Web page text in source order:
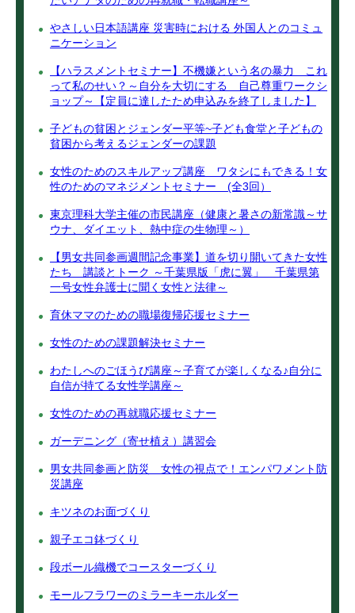
やさしい日本語講座 災害時における 外国人とのコミュ
ニケーション
【ハラスメントセミナー】不機嫌という名の暴力 これ
って私のせい？～自分を大切にする 自己尊重ワークシ
ョップ～【定員に達したため申込みを終了しました】
子どもの貧困とジェンダー平等~子ども食堂と子どもの
貧困から考えるジェンダーの課題
女性のためのスキルアップ講座 ワタシにもできる！女
性のためのマネジメントセミナー (全3回）
東京理科大学主催の市民講座（健康と暑さの新常識～サ
ウナ、ダイエット、熱中症の生物理～）
【男女共同参画週間記念事業】道を切り開いてきた女性
たち 講談とトーク ～千葉県版「虎に翼」 千葉県第
一号女性弁護士に聞く女性と法律～
育休ママのための職場復帰応援セミナー
女性のための課題解決セミナー
わたしへのごほうび講座～子育てが楽しくなる♪自分に
自信が持てる女性学講座～
女性のための再就職応援セミナー
ガーデニング（寄せ植え）講習会
男女共同参画と防災 女性の視点で！エンパワメント防
災講座
キツネのお面づくり
親子エコ鉢づくり
段ボール織機でコースターづくり
モールフラワーのミラーキーホルダー